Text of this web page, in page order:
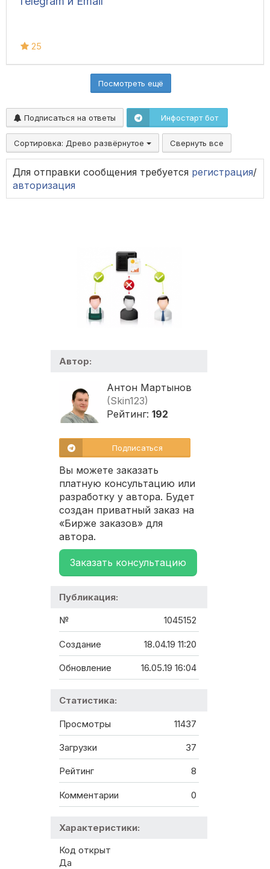
25
Посмотреть ещё
Подписаться на ответы Инфостарт бот
Сортировка: Древо развёрнутое Свернуть все
Для отправки сообщения требуется регистрация/
авторизация
Автор:
Антон Мартынов
(Skin123)
Рейтинг: 192
Подписаться
Вы можете заказать
платную консультацию или
разработку у автора. Будет
создан приватный заказ на
«Бирже заказов» для
автора.
Заказать консультацию
Публикация:
№ 1045152
Создание 18.04.19 11:20
Обновление 16.05.19 16:04
Статистика:
Просмотры 11437
Загрузки 37
Рейтинг 8
Комментарии 0
Характеристики:
Код открыт
Да